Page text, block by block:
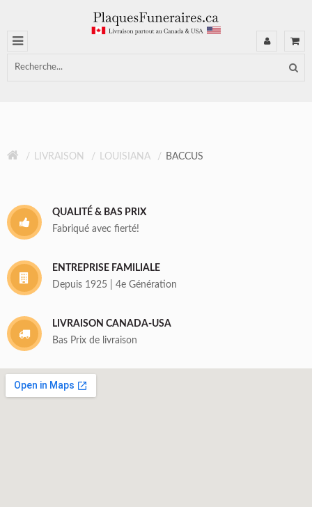
LIVRAISON LOUISIANA BACCUS
QUALITÉ & BAS PRIX
Fabriqué avec fierté!
ENTREPRISE FAMILIALE
Depuis 1925 | 4e Génération
LIVRAISON CANADA-USA
Bas Prix de livraison